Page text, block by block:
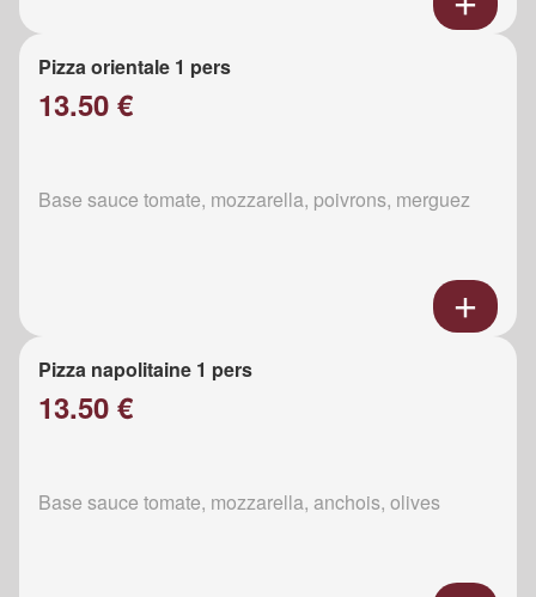
Pizza orientale 1 pers
13.50 €
Base sauce tomate, mozzarella, poivrons, merguez
Pizza napolitaine 1 pers
13.50 €
Base sauce tomate, mozzarella, anchois, olives